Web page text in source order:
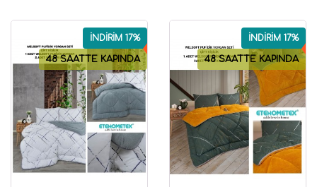
48 SAATTE KAPINDA
İNDİRİM 17%
48 SAATTE KAPINDA
İNDİRİM 17%